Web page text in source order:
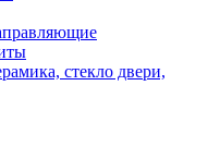
стекло двери,